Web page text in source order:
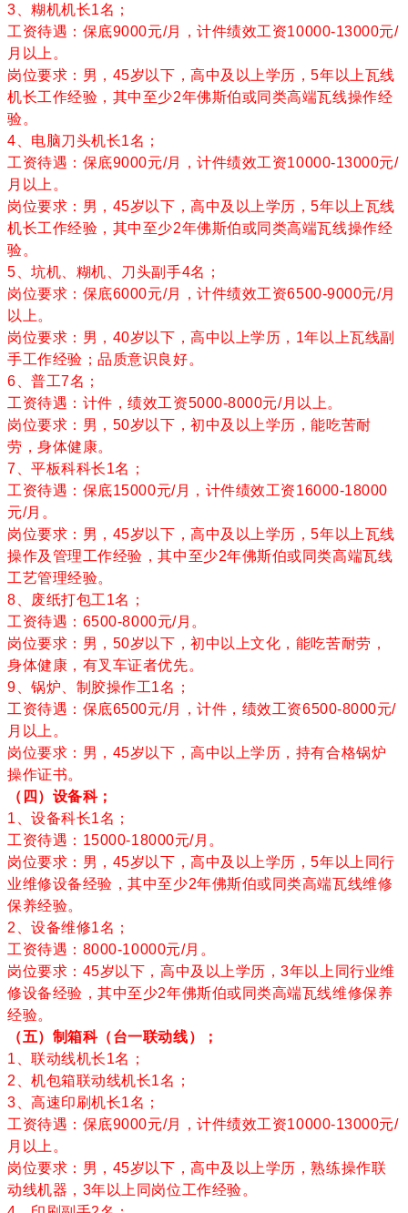
3、糊机机长1名；
工资待遇：保底9000元/月，计件绩效工资10000-13000元/
月以上。
岗位要求：男，45岁以下，高中及以上学历，5年以上瓦线
机长工作经验，其中至少2年佛斯伯或同类高端瓦线操作经
验。
4、电脑刀头机长1名；
工资待遇：保底9000元/月，计件绩效工资10000-13000元/
月以上。
岗位要求：男，45岁以下，高中及以上学历，5年以上瓦线
机长工作经验，其中至少2年佛斯伯或同类高端瓦线操作经
验。
5、坑机、糊机、刀头副手4名；
岗位要求：保底6000元/月，计件绩效工资6500-9000元/月
以上。
岗位要求：男，40岁以下，高中以上学历，1年以上瓦线副
手工作经验；品质意识良好。
6、普工7名；
工资待遇：计件，绩效工资5000-8000元/月以上。
岗位要求：男，50岁以下，初中及以上学历，能吃苦耐
劳，身体健康。
7、平板科科长1名；
工资待遇：保底15000元/月，计件绩效工资16000-18000
元/月。
岗位要求：男，45岁以下，高中及以上学历，5年以上瓦线
操作及管理工作经验，其中至少2年佛斯伯或同类高端瓦线
工艺管理经验。
8、废纸打包工1名；
工资待遇：6500-8000元/月。
岗位要求：男，50岁以下，初中以上文化，能吃苦耐劳，
身体健康，有叉车证者优先。
9、锅炉、制胶操作工1名；
工资待遇：保底6500元/月，计件，绩效工资6500-8000元/
月以上。
岗位要求：男，45岁以下，高中以上学历，持有合格锅炉
操作证书。
（四）设备科；
1、设备科长1名；
工资待遇：15000-18000元/月。
岗位要求：男，45岁以下，高中及以上学历，5年以上同行
业维修设备经验，其中至少2年佛斯伯或同类高端瓦线维修
保养经验。
2、设备维修1名；
工资待遇：8000-10000元/月。
岗位要求：45岁以下，高中及以上学历，3年以上同行业维
修设备经验，其中至少2年佛斯伯或同类高端瓦线维修保养
经验。
（五）制箱科（台一联动线）；
1、联动线机长1名；
2、机包箱联动线机长1名；
3、高速印刷机长1名；
工资待遇：保底9000元/月，计件绩效工资10000-13000元/
月以上。
岗位要求：男，45岁以下，高中及以上学历，熟练操作联
动线机器，3年以上同岗位工作经验。